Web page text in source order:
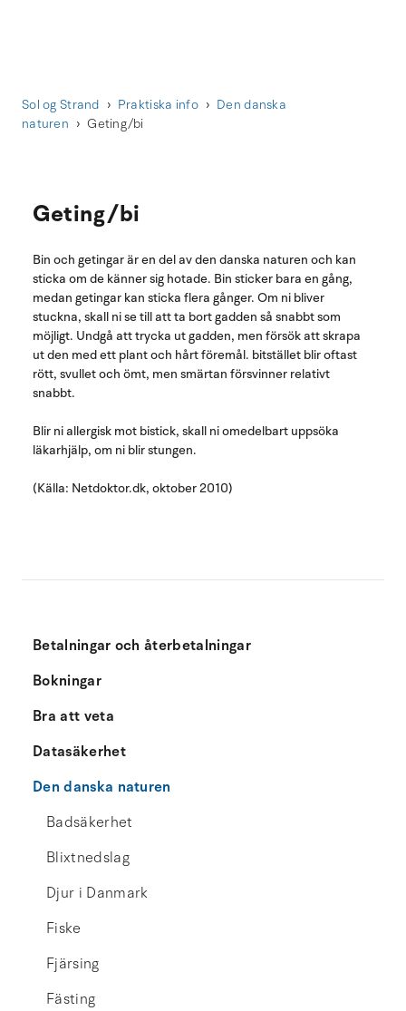
Sol og Strand Praktiska info
Den danska
naturen
Geting/bi
Betalningar och återbetalningar
Bokningar
Bra att veta
Datasäkerhet
Den danska naturen
Badsäkerhet
Blixtnedslag
Djur i Danmark
Fiske
Fjärsing
Fästing
Geting/bi
Bin och getingar är en del av den danska naturen och kan
sticka om de känner sig hotade. Bin sticker bara en gång,
medan getingar kan sticka flera gånger. Om ni bliver
stuckna, skall ni se till att ta bort gadden så snabbt som
möjligt. Undgå att trycka ut gadden, men försök att skrapa
ut den med ett plant och hårt föremål. bitstället blir oftast
rött, svullet och ömt, men smärtan försvinner relativt
snabbt.
Blir ni allergisk mot bistick, skall ni omedelbart uppsöka
läkarhjälp, om ni blir stungen.
(Källa: Netdoktor.dk, oktober 2010)